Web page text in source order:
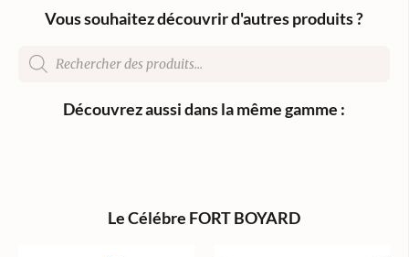
Vous souhaitez découvrir d'autres produits ?
Découvrez aussi dans la même gamme :
Le Célébre FORT BOYARD